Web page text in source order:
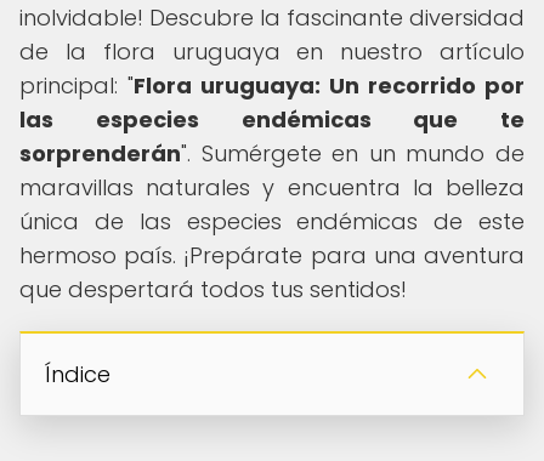
inolvidable! Descubre la fascinante diversidad
de la flora uruguaya en nuestro artículo
principal: "Flora uruguaya: Un recorrido por
las especies endémicas que te
sorprenderán". Sumérgete en un mundo de
maravillas naturales y encuentra la belleza
única de las especies endémicas de este
hermoso país. ¡Prepárate para una aventura
que despertará todos tus sentidos!
Índice